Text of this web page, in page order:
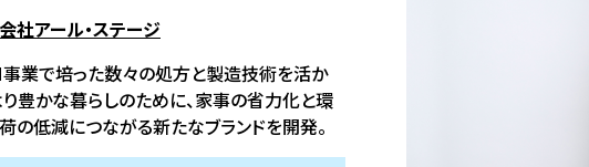
社アール・ステージ
業で培った数々の処方と製造技術を活か
り豊かな暮らしのために、家事の省力化と環
の低減につながる新たなブランドを開発。